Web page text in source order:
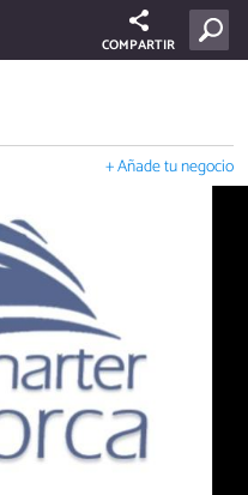
COMPARTIR
+ Añade tu negocio